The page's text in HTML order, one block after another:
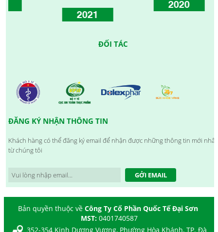
2021
2020
ĐỐI TÁC
ĐĂNG KÝ NHẬN THÔNG TIN
Khách hàng có thể đăng ký email để nhận được những thông tin mới nhất
từ chúng tôi
GỞI EMAIL
Bản quyền thuộc về Công Ty Cổ Phần Quốc Tế Đại Sơn
MST: 0401740587
352-354 Kinh Dương Vương, Phường Hòa Khánh, TP. Đà